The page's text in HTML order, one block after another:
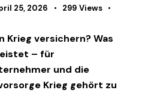
25, 2026 299 Views
Krieg versichern? Was
– für
und die
Krieg gehört zu